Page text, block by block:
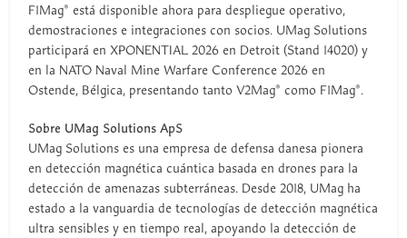
F1Mag® está disponible ahora para despliegue operativo,
demostraciones e integraciones con socios. UMag Solutions
participará en XPONENTIAL 2026 en Detroit (Stand 14020) y
en la NATO Naval Mine Warfare Conference 2026 en
Ostende, Bélgica, presentando tanto V2Mag® como F1Mag®.
Sobre UMag Solutions ApS
UMag Solutions es una empresa de defensa danesa pionera
en detección magnética cuántica basada en drones para la
detección de amenazas subterráneas. Desde 2018, UMag ha
estado a la vanguardia de tecnologías de detección magnética
ultra sensibles y en tiempo real, apoyando la detección de